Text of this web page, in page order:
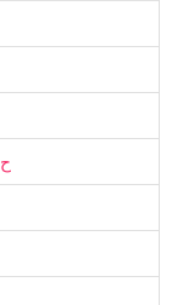
The Player ح3 مسلسل اللاعب الحلقة 3 مترجمة